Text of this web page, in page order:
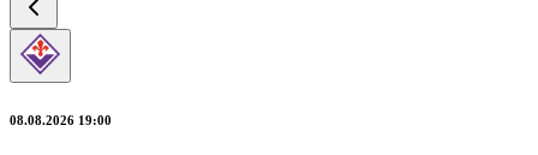
08.08.2026 19:00